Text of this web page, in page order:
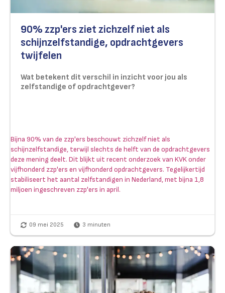
90% zzp'ers ziet zichzelf niet als
schijnzelfstandige, opdrachtgevers
twijfelen
Wat betekent dit verschil in inzicht voor jou als
zelfstandige of opdrachtgever?
Bijna 90% van de zzp'ers beschouwt zichzelf niet als
schijnzelfstandige, terwijl slechts de helft van de opdrachtgevers
deze mening deelt. Dit blijkt uit recent onderzoek van KVK onder
vijfhonderd zzp'ers en vijfhonderd opdrachtgevers. Tegelijkertijd
stabiliseert het aantal zelfstandigen in Nederland, met bijna 1,8
miljoen ingeschreven zzp'ers in april.
09 mei 2025 3 minuten